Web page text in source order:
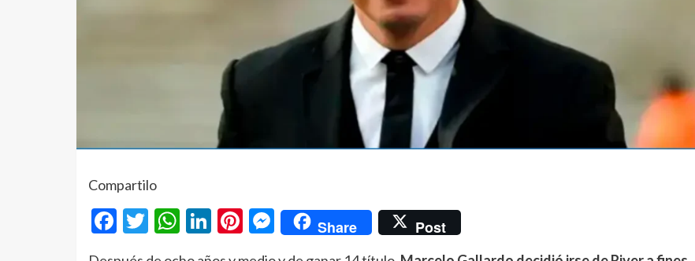
Compartilo
Facebook
Twitter
WhatsApp
LinkedIn
Pinterest
Messenger
Share Post